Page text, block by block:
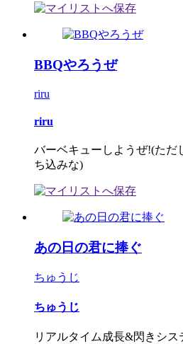
BBQやろうぜ
riru
riru
バーベキューしようぜ!(ただ
ち込みな)
あの日の君に捧ぐ
ちゅうじ
ちゅうじ
リアルタイム成長&閃きシ